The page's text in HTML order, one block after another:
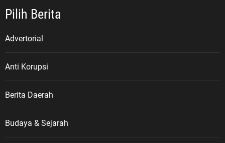
Pilih Berita
Advertorial
Anti Korupsi
Berita Daerah
Budaya & Sejarah